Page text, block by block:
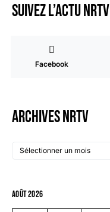
Suivez l’actu NRTV
Facebook
Archives NRTV
août 2026